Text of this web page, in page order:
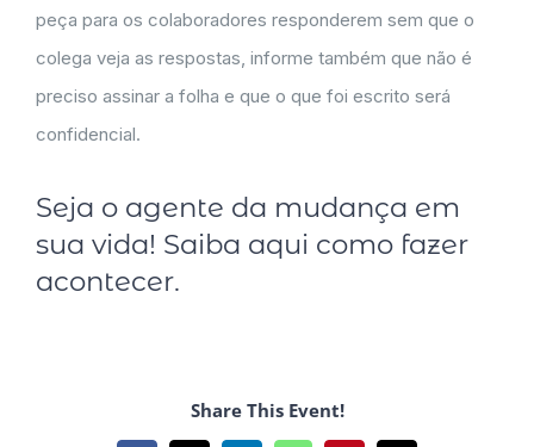
peça para os colaboradores responderem sem que o
colega veja as respostas, informe também que não é
preciso assinar a folha e que o que foi escrito será
confidencial.
Seja o agente da mudança em
sua vida! Saiba aqui como fazer
acontecer.
Share This Event!